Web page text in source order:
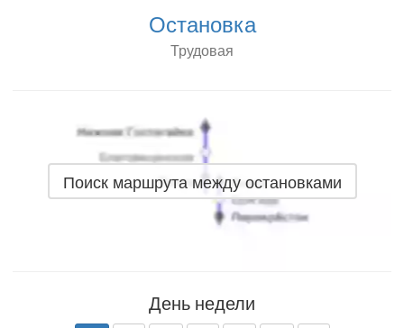
Остановка
Трудовая
Поиск маршрута между остановками
День недели